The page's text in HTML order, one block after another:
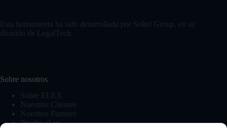
Esta herramienta ha sido desarrollada por Soltel Group, en su
división de LegalTech.
Sobre nosotros
Sobre ELEX
Nuestros Clientes
Nuestros Partners
Prueba eLex